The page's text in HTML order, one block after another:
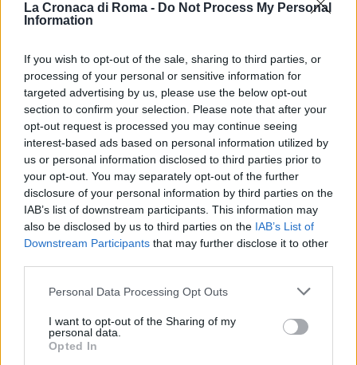
La Cronaca di Roma - Do Not Process My Personal
Information
If you wish to opt-out of the sale, sharing to third parties, or
processing of your personal or sensitive information for
targeted advertising by us, please use the below opt-out
section to confirm your selection. Please note that after your
opt-out request is processed you may continue seeing
interest-based ads based on personal information utilized by
us or personal information disclosed to third parties prior to
your opt-out. You may separately opt-out of the further
disclosure of your personal information by third parties on the
IAB’s list of downstream participants. This information may
also be disclosed by us to third parties on the IAB’s List of
Downstream Participants that may further disclose it to other
Please note that this website/app uses one or more Google
not limited to your visit or usage behaviour. You may click to
grant or deny consent to Google and its third-party tags to
use your data for below specified purposes in below Google
Personal Data Processing Opt Outs
I want to opt-out of the Sharing of my
personal data.
Opted In
ROMA Incidente sulla
tangenziale – Traffico bloccato
14 Gennaio 2019 - 10:44
ROMA Incidente sulla tangenziale – Traffico
bloccato ROMA Incidente sulla tangenziale – Nel
quadrante Appio a San Lorenzo e a San
Giovanni, ci sono forti disagi che hanno
causato…